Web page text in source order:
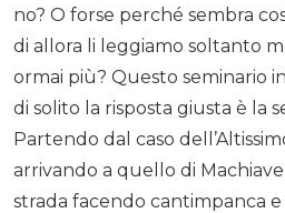
no? O forse perché sembra
di allora li leggiamo soltanto
ormai più? Questo seminario
di solito la risposta giusta è la
Partendo dal caso
arrivando a quello di
strada facendo cantimpanca